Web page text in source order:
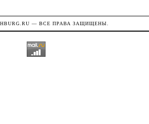
HBURG.RU — ВСЕ ПРАВА ЗАЩИЩЕНЫ.